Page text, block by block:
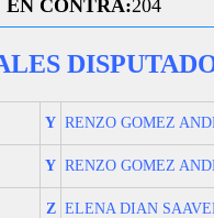
EN CONTRA:204
Y RENZO GOMEZ
Y RENZO GOMEZ
Z ELENA DIAN